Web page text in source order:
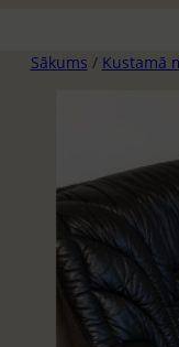
Sākums / Kustamā